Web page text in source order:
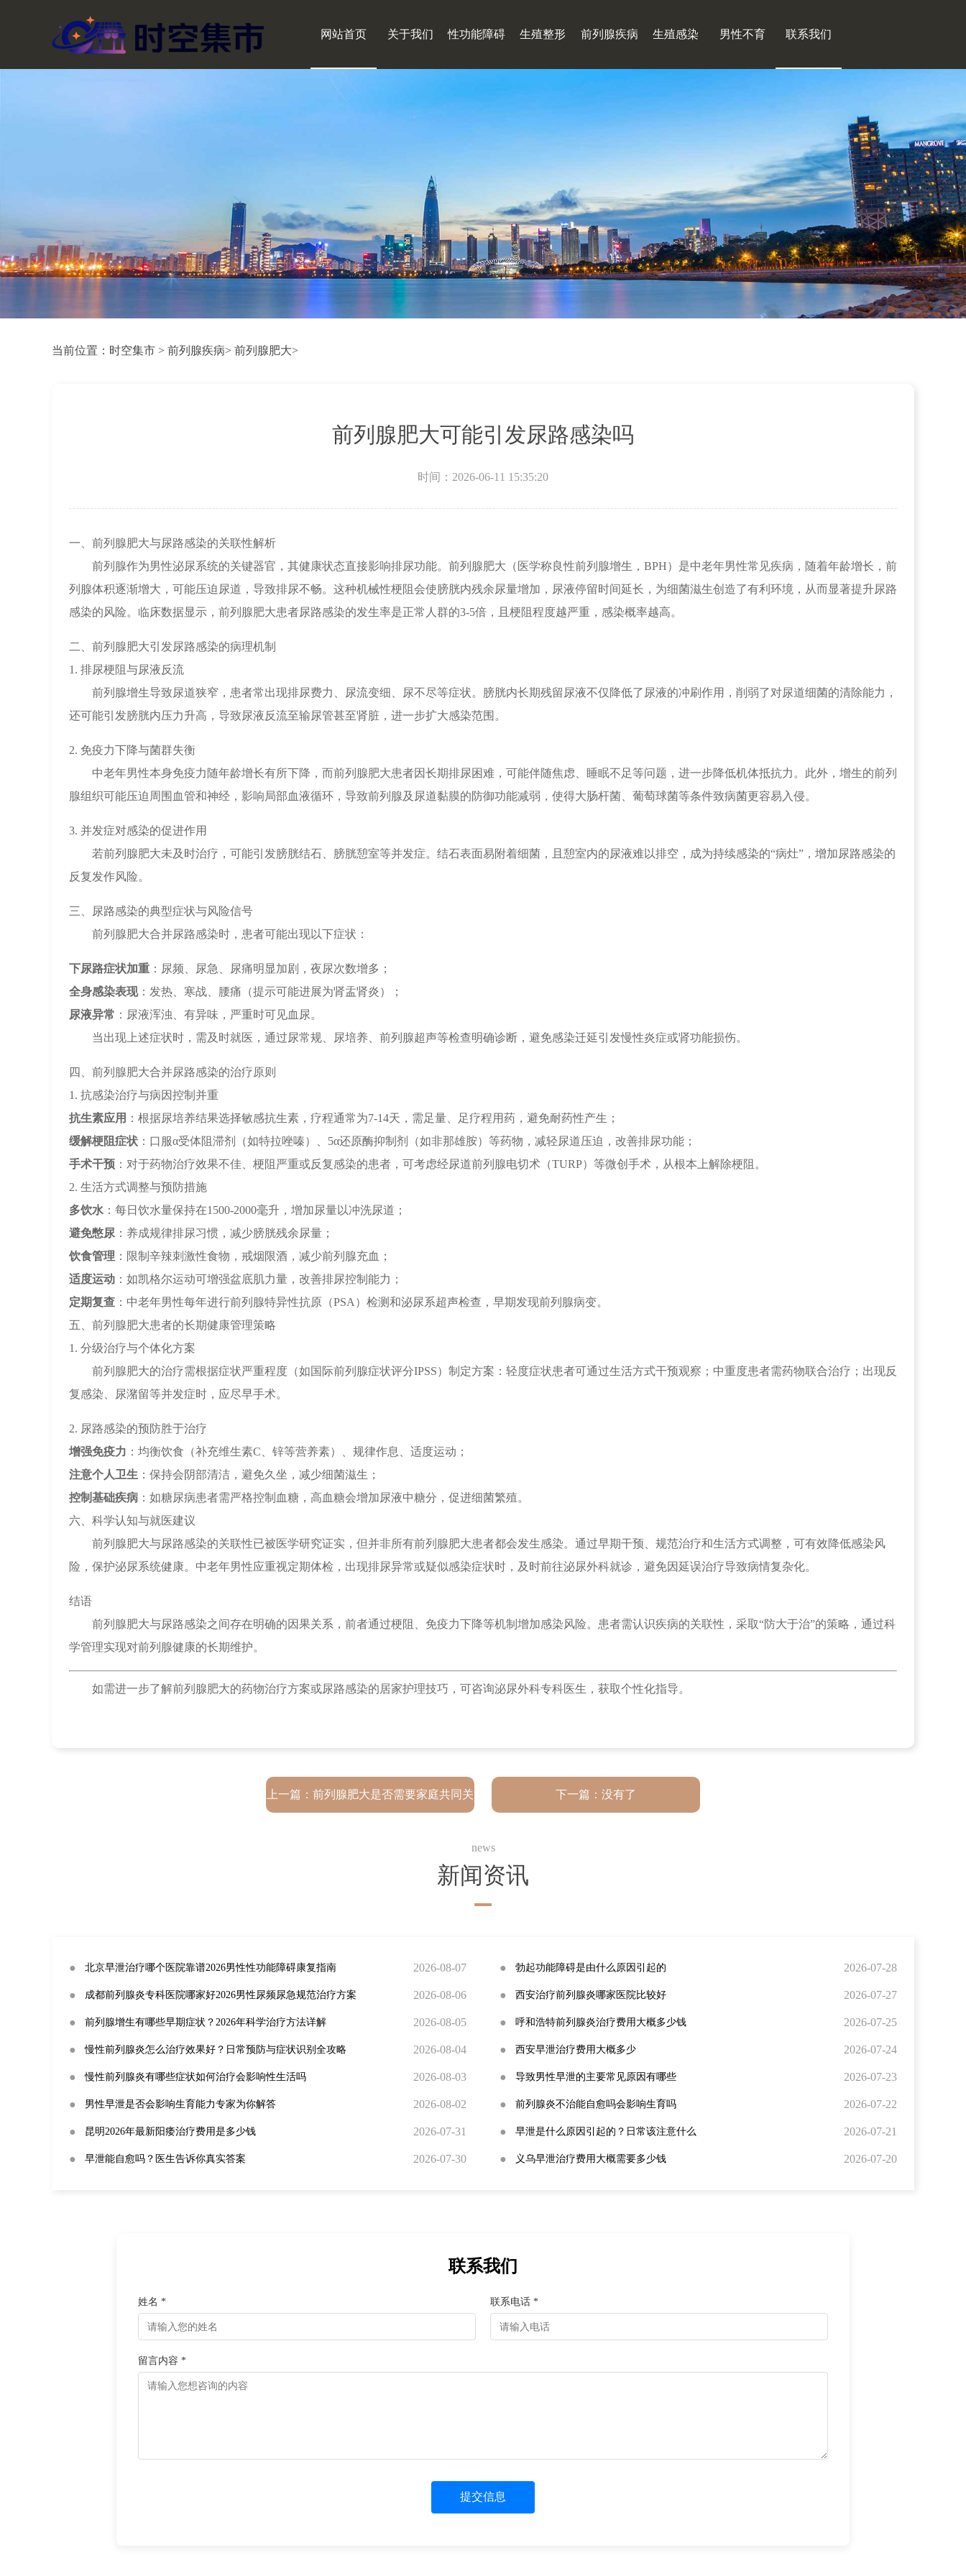
网站首页 关于我们 性功能障碍 生殖整形 前列腺疾病 生殖感染 男性不育 联系我们
当前位置： 时空集市 > 前列腺疾病> 前列腺肥大>
前列腺肥大可能引发尿路感染吗
时间：2026-06-11 15:35:20
一、前列腺肥大与尿路感染的关联性解析
前列腺作为男性泌尿系统的关键器官，其健康状态直接影响排尿功能。前列腺肥大（医学称良性前列腺增生，BPH）是中老年男性常见疾病，随着年龄增长，前
列腺体积逐渐增大，可能压迫尿道，导致排尿不畅。这种机械性梗阻会使膀胱内残余尿量增加，尿液停留时间延长，为细菌滋生创造了有利环境，从而显著提升尿路
感染的风险。临床数据显示，前列腺肥大患者尿路感染的发生率是正常人群的3-5倍，且梗阻程度越严重，感染概率越高。
二、前列腺肥大引发尿路感染的病理机制
1. 排尿梗阻与尿液反流
前列腺增生导致尿道狭窄，患者常出现排尿费力、尿流变细、尿不尽等症状。膀胱内长期残留尿液不仅降低了尿液的冲刷作用，削弱了对尿道细菌的清除能力，
还可能引发膀胱内压力升高，导致尿液反流至输尿管甚至肾脏，进一步扩大感染范围。
2. 免疫力下降与菌群失衡
中老年男性本身免疫力随年龄增长有所下降，而前列腺肥大患者因长期排尿困难，可能伴随焦虑、睡眠不足等问题，进一步降低机体抵抗力。此外，增生的前列
腺组织可能压迫周围血管和神经，影响局部血液循环，导致前列腺及尿道黏膜的防御功能减弱，使得大肠杆菌、葡萄球菌等条件致病菌更容易入侵。
3. 并发症对感染的促进作用
若前列腺肥大未及时治疗，可能引发膀胱结石、膀胱憩室等并发症。结石表面易附着细菌，且憩室内的尿液难以排空，成为持续感染的“病灶”，增加尿路感染的
反复发作风险。
三、尿路感染的典型症状与风险信号
前列腺肥大合并尿路感染时，患者可能出现以下症状：
下尿路症状加重 ：尿频、尿急、尿痛明显加剧，夜尿次数增多；
全身感染表现：发热、寒战、腰痛（提示可能进展为肾盂肾炎）；
尿液异常 ：尿液浑浊、有异味，严重时可见血尿。
当出现上述症状时，需及时就医，通过尿常规、尿培养、前列腺超声等检查明确诊断，避免感染迁延引发慢性炎症或肾功能损伤。
四、前列腺肥大合并尿路感染的治疗原则
1. 抗感染治疗与病因控制并重
抗生素应用 ：根据尿培养结果选择敏感抗生素，疗程通常为7-14天，需足量、足疗程用药，避免耐药性产生；
缓解梗阻症状 ：口服α受体阻滞剂（如特拉唑嗪）、5α还原酶抑制剂（如非那雄胺）等药物，减轻尿道压迫，改善排尿功能；
手术干预 ：对于药物治疗效果不佳、梗阻严重或反复感染的患者，可考虑经尿道前列腺电切术（TURP）等微创手术，从根本上解除梗阻。
2. 生活方式调整与预防措施
多饮水 ：每日饮水量保持在1500-2000毫升，增加尿量以冲洗尿道；
避免憋尿 ：养成规律排尿习惯，减少膀胱残余尿量；
饮食管理 ：限制辛辣刺激性食物，戒烟限酒，减少前列腺充血；
适度运动 ：如凯格尔运动可增强盆底肌力量，改善排尿控制能力；
定期复查 ：中老年男性每年进行前列腺特异性抗原（PSA）检测和泌尿系超声检查，早期发现前列腺病变。
五、前列腺肥大患者的长期健康管理策略
1. 分级治疗与个体化方案
前列腺肥大的治疗需根据症状严重程度（如国际前列腺症状评分IPSS）制定方案：轻度症状患者可通过生活方式干预观察；中重度患者需药物联合治疗；出现反
复感染、尿潴留等并发症时，应尽早手术。
2. 尿路感染的预防胜于治疗
增强免疫力 ：均衡饮食（补充维生素C、锌等营养素）、规律作息、适度运动；
注意个人卫生 ：保持会阴部清洁，避免久坐，减少细菌滋生；
控制基础疾病 ：如糖尿病患者需严格控制血糖，高血糖会增加尿液中糖分，促进细菌繁殖。
六、科学认知与就医建议
前列腺肥大与尿路感染的关联性已被医学研究证实，但并非所有前列腺肥大患者都会发生感染。通过早期干预、规范治疗和生活方式调整，可有效降低感染风
险，保护泌尿系统健康。中老年男性应重视定期体检，出现排尿异常或疑似感染症状时，及时前往泌尿外科就诊，避免因延误治疗导致病情复杂化。
结语
前列腺肥大与尿路感染之间存在明确的因果关系，前者通过梗阻、免疫力下降等机制增加感染风险。患者需认识疾病的关联性，采取“防大于治”的策略，通过科
学管理实现对前列腺健康的长期维护。
如需进一步了解前列腺肥大的药物治疗方案或尿路感染的居家护理技巧，可咨询泌尿外科专科医生，获取个性化指导。
上一篇： 前列腺肥大是否需要家庭共同关 下一篇：没有了
news
新闻资讯
● 北京早泄治疗哪个医院靠谱2026男性性功能障碍康复指南 2026-08-07
● 成都前列腺炎专科医院哪家好2026男性尿频尿急规范治疗方案 2026-08-06
● 前列腺增生有哪些早期症状？2026年科学治疗方法详解 2026-08-05
● 慢性前列腺炎怎么治疗效果好？日常预防与症状识别全攻略 2026-08-04
● 慢性前列腺炎有哪些症状如何治疗会影响性生活吗 2026-08-03
● 男性早泄是否会影响生育能力专家为你解答 2026-08-02
● 昆明2026年最新阳痿治疗费用是多少钱 2026-07-31
● 早泄能自愈吗？医生告诉你真实答案 2026-07-30
● 勃起功能障碍是由什么原因引起的 2026-07-28
● 西安治疗前列腺炎哪家医院比较好 2026-07-27
● 呼和浩特前列腺炎治疗费用大概多少钱 2026-07-25
● 西安早泄治疗费用大概多少 2026-07-24
● 导致男性早泄的主要常见原因有哪些 2026-07-23
● 前列腺炎不治能自愈吗会影响生育吗 2026-07-22
● 早泄是什么原因引起的？日常该注意什么 2026-07-21
● 义乌早泄治疗费用大概需要多少钱 2026-07-20
联系我们
姓名 * 联系电话 *
留言内容 *
提交信息